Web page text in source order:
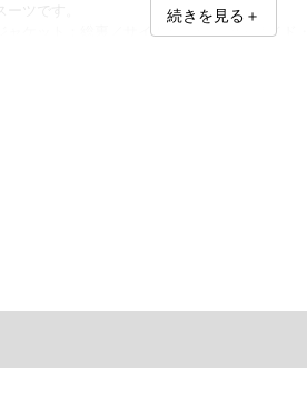
スーツです。
ジャケット：総裏／サイドベンツ／胸・サイド
パンツ：前開きファスナー／サイド・バック
続きを見る＋